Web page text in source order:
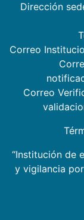
Dirección
Correo
Correo
“Institución de
y vigilancia